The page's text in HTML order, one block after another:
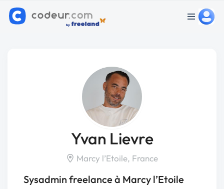
Yvan Lievre
Marcy l’Etoile, France
Sysadmin freelance à Marcy l’Etoile